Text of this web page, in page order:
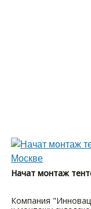
Начат монтаж
Компания